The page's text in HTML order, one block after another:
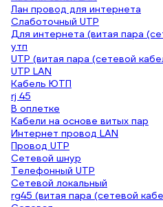
Лан провод для интернета
Слаботочный UTP
Для интернета (витая пара
утп
UTP (витая пара (сетевой
UTP LAN
Кабель ЮТП
rj 45
В оплетке
Кабели на основе витых пар
Интернет провод LAN
Провод UTP
Сетевой шнур
Телефонный UTP
Сетевой локальный
rg45 (витая пара (сетевой